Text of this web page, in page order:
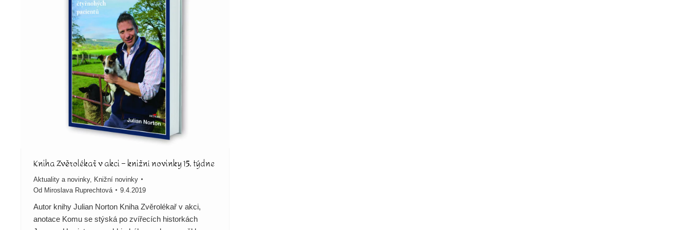
Kniha Zvěrolékař v akci – knižní novinky 15. týdne
Aktuality a novinky, Knižní novinky
Od Miroslava Ruprechtová 9.4.2019
Autor knihy Julian Norton Kniha Zvěrolékař v akci,
anotace Komu se stýská po zvířecích historkách